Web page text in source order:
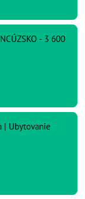
- 3 600
| Ubytovanie